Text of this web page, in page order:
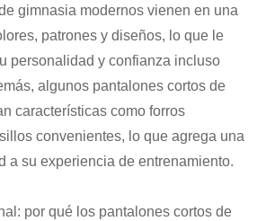
gimnasia modernos vienen en una
patrones y diseños, lo que le
personalidad y confianza incluso
algunos pantalones cortos de
características como forros
convenientes, lo que agrega una
a su experiencia de entrenamiento.
por qué los pantalones cortos de